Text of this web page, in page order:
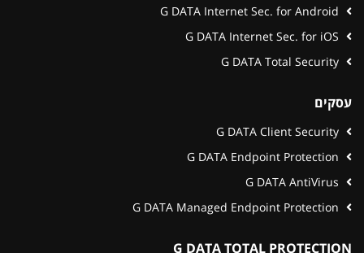
עסקים
G DATA TOTAL PROTECTION